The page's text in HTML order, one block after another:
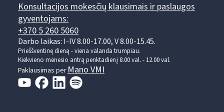
Konsultacijos mokesčių klausimais ir paslaugos
gyventojams:
+370 5 260 5060
Darbo laikas: I-IV 8.00-17.00, V 8.00-15.45.
Prieššventinę dieną - viena valanda trumpiau.
Kiekvieno mėnesio antrą penktadienį 8.00 val. - 12.00 val.
Paklausimas perMano VMI